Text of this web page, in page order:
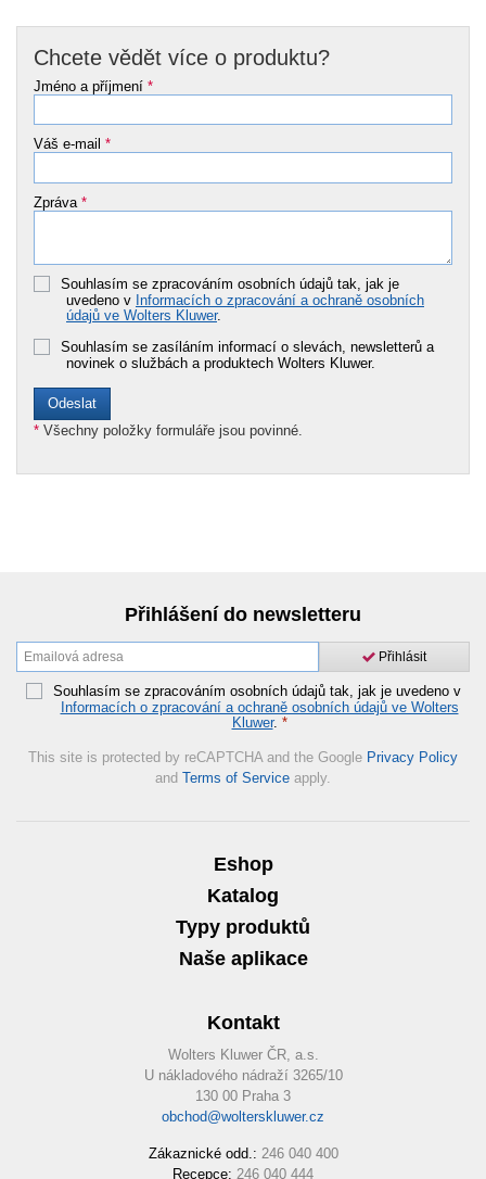
Chcete vědět více o produktu?
Jméno a příjmení *
Váš e-mail *
Zpráva *
Souhlasím se zpracováním osobních údajů tak, jak je
uvedeno v Informacích o zpracování a ochraně osobních
údajů ve Wolters Kluwer.
Souhlasím se zasíláním informací o slevách, newsletterů a
novinek o službách a produktech Wolters Kluwer.
* Všechny položky formuláře jsou povinné.
Přihlášení do newsletteru
Přihlásit
Souhlasím se zpracováním osobních údajů tak, jak je uvedeno v
Informacích o zpracování a ochraně osobních údajů ve Wolters
Kluwer. *
This site is protected by reCAPTCHA and the Google Privacy Policy
and Terms of Service apply.
Eshop
Katalog
Typy produktů
Naše aplikace
Kontakt
Wolters Kluwer ČR, a.s.
U nákladového nádraží 3265/10
130 00 Praha 3
obchod@wolterskluwer.cz
Zákaznické odd.: 246 040 400
Recepce: 246 040 444